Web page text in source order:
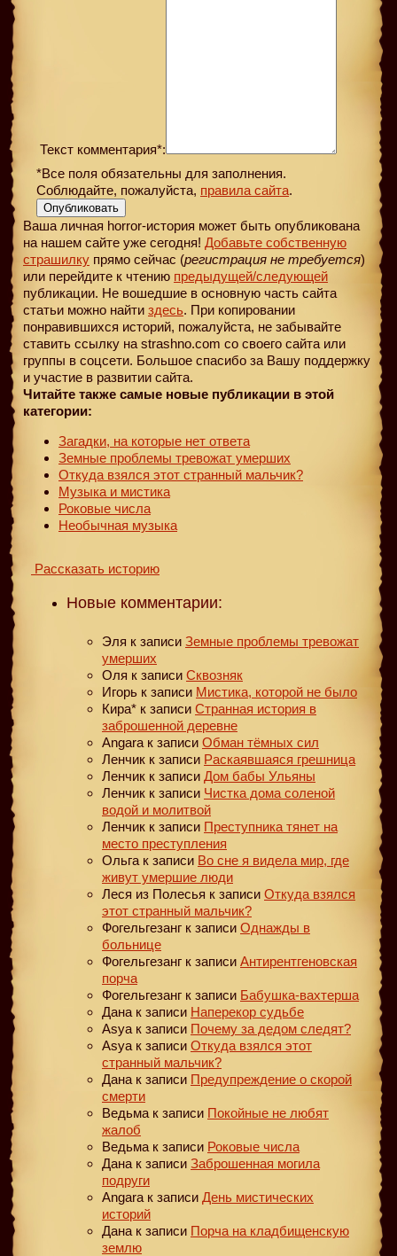
Текст комментария*:
*Все поля обязательны для заполнения.
Соблюдайте, пожалуйста, правила сайта.
Опубликовать
Ваша личная horror-история может быть опубликована
на нашем сайте уже сегодня! Добавьте собственную
страшилку прямо сейчас (регистрация не требуется)
или перейдите к чтению предыдущей/следующей
публикации. Не вошедшие в основную часть сайта
статьи можно найти здесь. При копировании
понравившихся историй, пожалуйста, не забывайте
ставить ссылку на strashno.com со своего сайта или
группы в соцсети. Большое спасибо за Вашу поддержку
и участие в развитии сайта.
Читайте также самые новые публикации в этой
категории:
Загадки, на которые нет ответа
Земные проблемы тревожат умерших
Откуда взялся этот странный мальчик?
Музыка и мистика
Роковые числа
Необычная музыка
Рассказать историю
Новые комментарии:
Эля к записи Земные проблемы тревожат
умерших
Оля к записи Сквозняк
Игорь к записи Мистика, которой не было
Кира* к записи Странная история в
заброшенной деревне
Angara к записи Обман тёмных сил
Ленчик к записи Раскаявшаяся грешница
Ленчик к записи Дом бабы Ульяны
Ленчик к записи Чистка дома соленой
водой и молитвой
Ленчик к записи Преступника тянет на
место преступления
Ольга к записи Во сне я видела мир, где
живут умершие люди
Леся из Полесья к записи Откуда взялся
этот странный мальчик?
Фогельгезанг к записи Однажды в
больнице
Фогельгезанг к записи Антирентгеновская
порча
Фогельгезанг к записи Бабушка-вахтерша
Дана к записи Наперекор судьбе
Asya к записи Почему за дедом следят?
Asya к записи Откуда взялся этот
странный мальчик?
Дана к записи Предупреждение о скорой
смерти
Ведьма к записи Покойные не любят
жалоб
Ведьма к записи Роковые числа
Дана к записи Заброшенная могила
подруги
Angara к записи День мистических
историй
Дана к записи Порча на кладбищенскую
землю